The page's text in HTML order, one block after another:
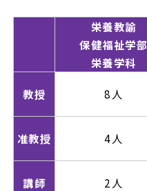
栄養教諭
保健福祉学部
栄養学科
教授 8人
准教授 4人
講師 2人